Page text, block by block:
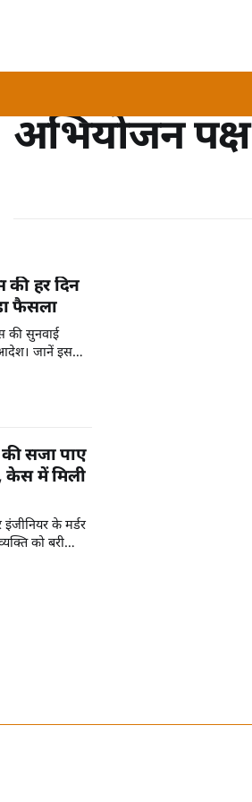
अभियोजन पक्ष
की हर दिन
फैसला
की सुनवाई
आदेश। जानें इस
की सजा पाए
केस में मिली
के मर्डर
को बरी